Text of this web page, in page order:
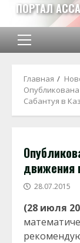
Перейти
содержимому
ПОРТАЛ
Основное
Главная
Сабантуя в
движения
28.07.2015
(28 июля